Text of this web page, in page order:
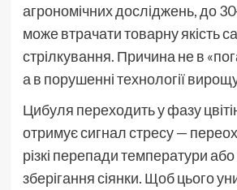
агрономічних досліджень, до
може втрачати товарну якість
стрілкування. Причина не в
а в порушенні технології
Цибуля переходить у фазу
отримує сигнал стресу —
різкі перепади температури
зберігання сіянки. Щоб цього